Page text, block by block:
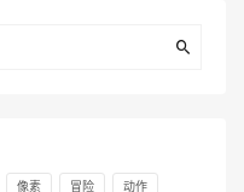
像素 冒险 动作